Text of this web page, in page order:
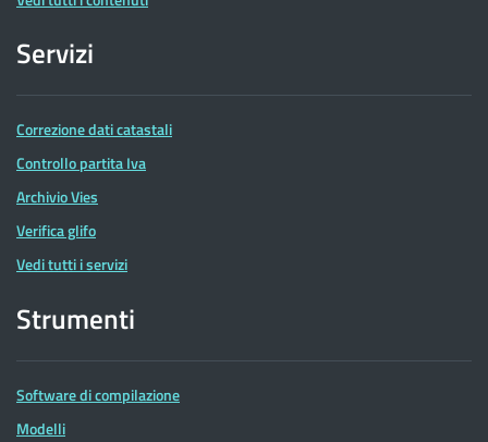
Servizi
Correzione dati catastali
Controllo partita Iva
Archivio Vies
Verifica glifo
Vedi tutti i servizi
Strumenti
Software di compilazione
Modelli